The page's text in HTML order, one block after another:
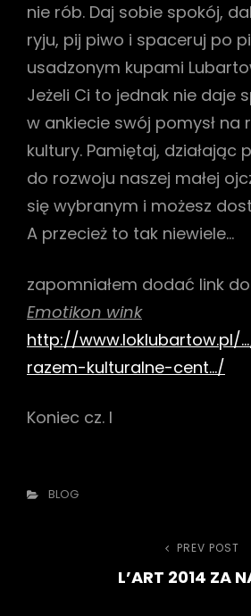
nie rób. Daj sobie spokój,
ryju, pij piwo i spaceruj po
usadzonym kupami
Jeżeli Ci to jednak nie daje
w ankiecie swój pomysł na
kultury. Pamiętaj, działając
do rozwoju naszej małej
się wybranym i możesz
A przecież to tak niewiele…
zapomniałem dodać link
Emotikon wink
http://www.loklubartow.pl/
razem-kulturalne-cent…/
Koniec cz. I
Categories
BLOG
Nawigacja
Post
PREV POST
L’ART 2014 ZA